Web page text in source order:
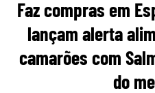
Faz compras em
lançam alerta
camarões com
do